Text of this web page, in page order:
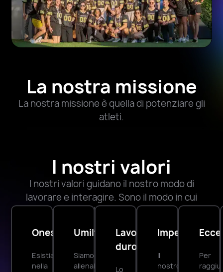
La nostra missione
La nostra missione è quella di potenziare gli
atleti.
I nostri valori
I nostri valori guidano il nostro modo di
lavorare e interagire. Sono il modo in cui
entriamo in contatto e costruiamo la cultura
Onestà
Esistiamo
nella
Umiltà
Siamo
allenabili,
Lavoro
duro
Lo
Impegno
Il
nostro
Per